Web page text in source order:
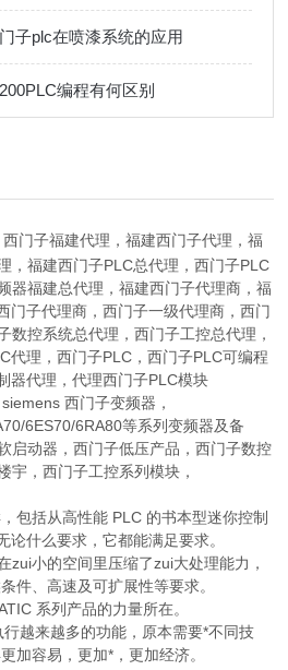
子plc在喷漆系统的应用
编程有何区别
西门子福建代理，福建西门子代理，福
，福建西门子PLC总代理，西门子PLC
器福建总代理，福建西门子代理商，福
门子代理商，西门子一级代理商，西门
数控系统总代理，西门子工控总代理，
代理，西门子PLC，西门子PLC可编程
器代理，代理西门子PLC模块
西门子变频器，
6ES70/6RA80等系列变频器及备
启动器，西门子低压产品，西门子数控
宇，西门子工控系列模块，
包括从高性能 PLC 的书本型迷你控制
论什么要求，它都能满足要求。
zui小的空间里压缩了zui大处理能力，
件、高速及可扩展性等要求。
系列产品的力量所在。
越来越多的功能，原本需要*不同技
加容易，更加*，更加经济。